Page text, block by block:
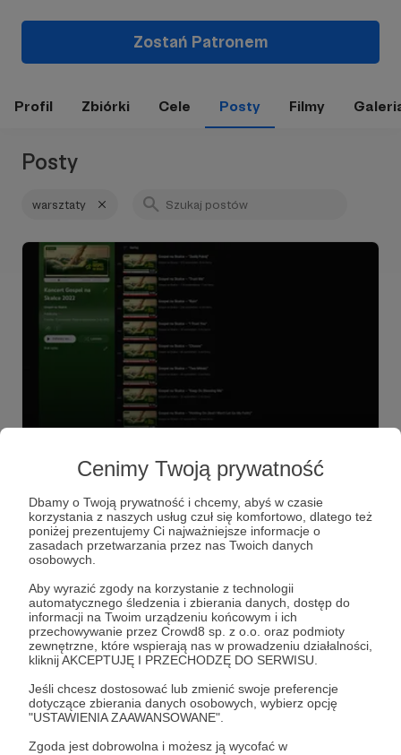
Cenimy Twoją prywatność
Dbamy o Twoją prywatność i chcemy, abyś w czasie
korzystania z naszych usług czuł się komfortowo, dlatego też
poniżej prezentujemy Ci najważniejsze informacje o
zasadach przetwarzania przez nas Twoich danych
osobowych.
Aby wyrazić zgody na korzystanie z technologii
automatycznego śledzenia i zbierania danych, dostęp do
informacji na Twoim urządzeniu końcowym i ich
przechowywanie przez Crowd8 sp. z o.o. oraz podmioty
zewnętrzne, które wspierają nas w prowadzeniu działalności,
kliknij AKCEPTUJĘ I PRZECHODZĘ DO SERWISU.
Jeśli chcesz dostosować lub zmienić swoje preferencje
dotyczące zbierania danych osobowych, wybierz opcję
"USTAWIENIA ZAAWANSOWANE".
Zgoda jest dobrowolna i możesz ją wycofać w
Zostań Patronem
Profil Zbiórki Cele Posty Filmy
Posty
warsztaty
Podsumowanie roku 2022
Drodzy Patroni, Dziękujemy za Wasze wsparcie!
gospel koncert warsztaty +7